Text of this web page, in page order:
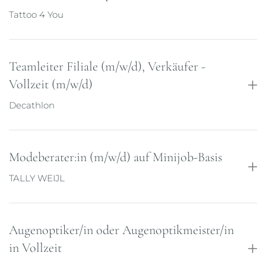
schroedel-personal@ertl.de
Tattoo 4 You
Teamleiter Filiale (m/w/d), Verkäufer -
Vollzeit (m/w/d)
Decathlon
joinus.decathlon-karriere.de
Modeberater:in (m/w/d) auf Minijob-Basis
TALLY WEIJL
Augenoptiker/in oder Augenoptikmeister/in
in Vollzeit